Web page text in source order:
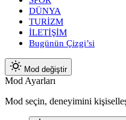
DÜNYA
TURİZM
İLETİŞİM
Bugünün Çizgi’si
Mod değiştir
Mod Ayarları
Mod seçin, deneyimini